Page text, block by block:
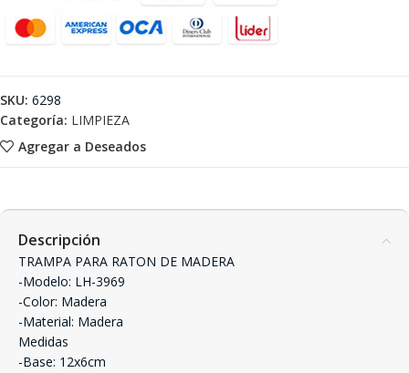
Agregar a Deseados
SKU: 6298
Categoría: LIMPIEZA
Descripción
TRAMPA PARA RATON DE MADERA
-Modelo: LH-3969
-Color: Madera
-Material: Madera
Medidas
-Base: 12x6cm